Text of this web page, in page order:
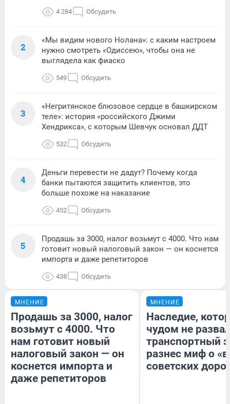
4 284 Обсудить
2
«Мы видим нового Нолана»: с каким настроем
нужно смотреть «Одиссею», чтобы она не
выглядела как фиаско
549 Обсудить
3
«Негритянское блюзовое сердце в башкирском
теле»: история «российского Джими
Хендрикса», с которым Шевчук основал ДДТ
532 Обсудить
4
Деньги перевести не дадут? Почему когда
банки пытаются защитить клиентов, это
больше похоже на наказание
452 Обсудить
5
Продашь за 3000, налог возьмут с 4000. Что нам
готовит новый налоговый закон — он коснется
импорта и даже репетиторов
438 Обсудить
МНЕНИЕ
Продашь за 3000, налог
возьмут с 4000. Что
нам готовит новый
налоговый закон — он
коснется импорта и
даже репетиторов
МНЕНИЕ
Наследие,
чудом не
транспортный
разнес миф о
советских